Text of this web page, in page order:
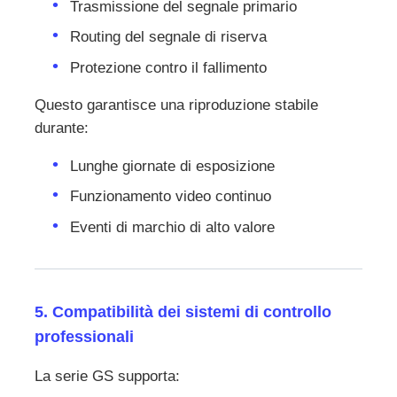
Trasmissione del segnale primario
Routing del segnale di riserva
Protezione contro il fallimento
Questo garantisce una riproduzione stabile
durante:
Lunghe giornate di esposizione
Funzionamento video continuo
Eventi di marchio di alto valore
5. Compatibilità dei sistemi di controllo
professionali
La serie GS supporta: